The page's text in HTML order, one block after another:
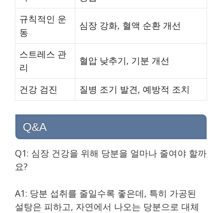
규칙적인 운
동
심장 강화, 혈액 순환 개선
스트레스 관
리
혈압 낮추기, 기분 개선
건강 검진 질병 조기 발견, 예방적 조치
Q&A
Q1: 심장 건강을 위해 당분을 얼마나 줄여야 할까
요?
A1: 당분 섭취를 줄일수록 좋은데, 특히 가공된
설탕은 피하고, 자연에서 나오는 당분으로 대체